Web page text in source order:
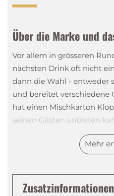
Über die Marke und
Vor allem in grösseren
nächsten Drink oft nicht
dann die Wahl - entweder
und bereitet verschiedene
hat einen Mischkarton
seinen Gästen anbieten
nämlich je nach Grösse
verschiedene Likörsorten.
Mehr
Zusatzinformationen